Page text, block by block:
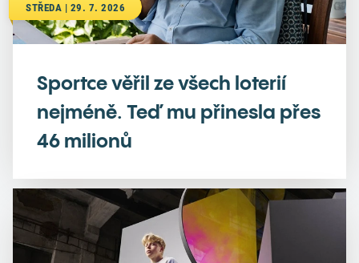
STŘEDA | 29. 7. 2026
Sportce věřil ze všech loterií
nejméně. Teď mu přinesla přes
46 milionů